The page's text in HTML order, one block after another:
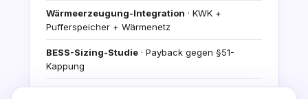
Wärmeerzeugung-Integration · KWK +
Pufferspeicher + Wärmenetz
BESS-Sizing-Studie · Payback gegen §51-
Kappung